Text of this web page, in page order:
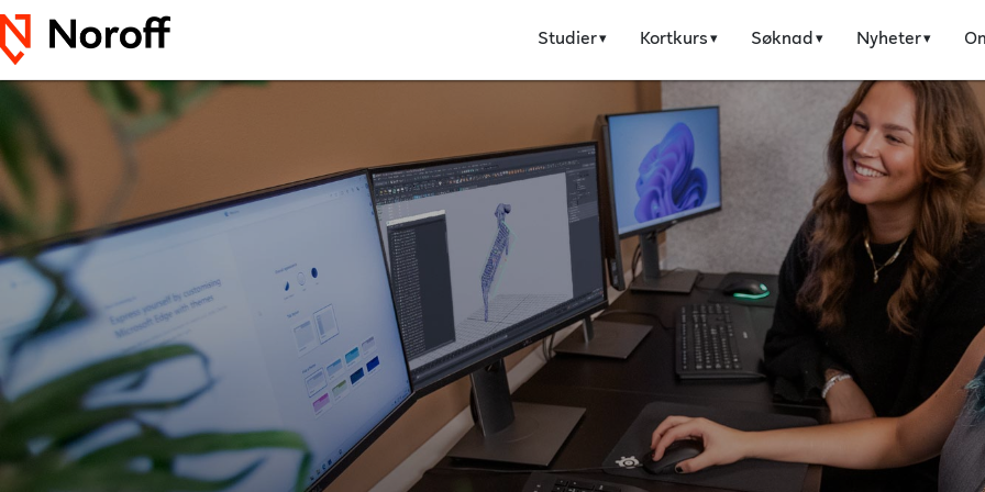
Studier Kortkurs Søknad Nyheter